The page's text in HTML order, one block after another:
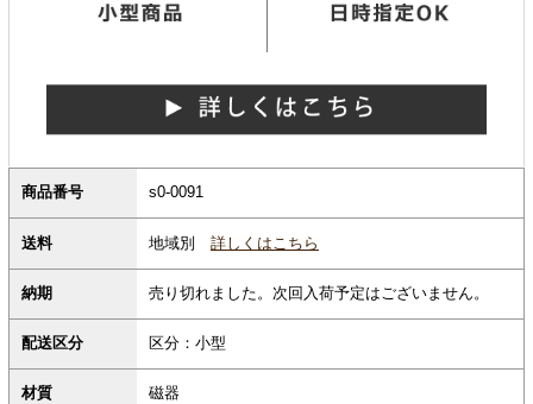
商品番号 s0-0091
送料 地域別 詳しくはこちら
納期 売り切れました。次回入荷予定はございません。
配送区分 区分：小型
材質 磁器